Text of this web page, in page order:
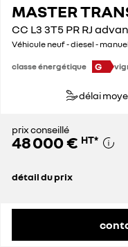
MASTER
CC L3 3T5 PR RJ
Véhicule neuf - diesel -
classe énergétique G
délai
prix conseillé
48 000 € HT*
détail du prix